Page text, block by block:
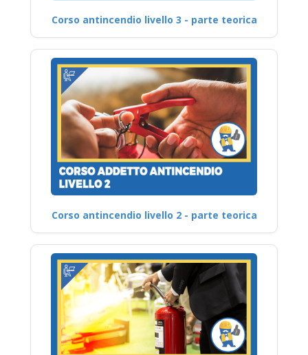
Corso antincendio livello 3 - parte teorica
Corso antincendio livello 2 - parte teorica